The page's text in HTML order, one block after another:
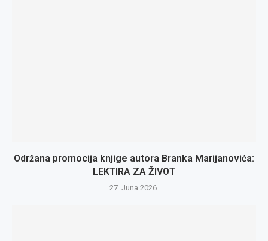
Održana promocija knjige autora Branka Marijanovića:
LEKTIRA ZA ŽIVOT
27. Juna 2026.